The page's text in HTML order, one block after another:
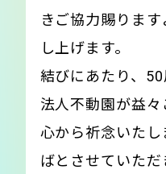
きご協力賜りま
し上げます。
結びにあたり、
法人不動園が益
心から祈念いたし
ばとさせていただ